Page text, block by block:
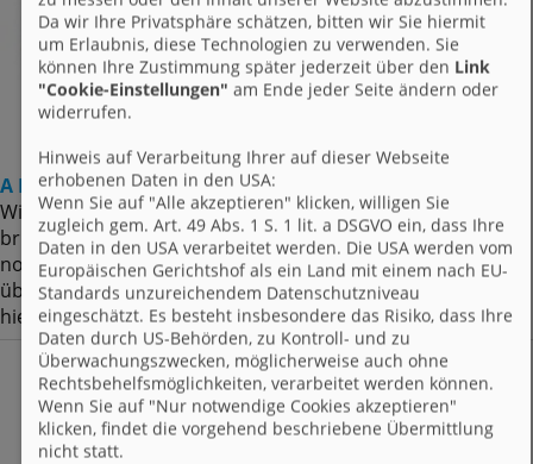
A B C Brieffreunde.de
Wie seit ihr zu brieffreunde gekommen?? Und wie findet ihr
brieffreunde so?? Hättet ihr Ideen wie man brieffreunde
noch besser machen könnte?? In dieser Gruppe kann man
über alles reden, das mit brieffreunde zu tun hat ihr könnt
hier...
Da wir Ihre Privatsphäre schätzen, bitten wir Sie hiermit
um Erlaubnis, diese Technologien zu verwenden. Sie
können Ihre Zustimmung später jederzeit über den Link
"Cookie-Einstellungen" am Ende jeder Seite ändern oder
widerrufen.
Hinweis auf Verarbeitung Ihrer auf dieser Webseite
erhobenen Daten in den USA:
Wenn Sie auf "Alle akzeptieren" klicken, willigen Sie
zugleich gem. Art. 49 Abs. 1 S. 1 lit. a DSGVO ein, dass Ihre
Daten in den USA verarbeitet werden. Die USA werden vom
Europäischen Gerichtshof als ein Land mit einem nach EU-
Standards unzureichendem Datenschutzniveau
eingeschätzt. Es besteht insbesondere das Risiko, dass Ihre
Daten durch US-Behörden, zu Kontroll- und zu
Überwachungszwecken, möglicherweise auch ohne
Rechtsbehelfsmöglichkeiten, verarbeitet werden können.
Wenn Sie auf "Nur notwendige Cookies akzeptieren"
klicken, findet die vorgehend beschriebene Übermittlung
nicht statt.